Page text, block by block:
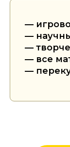
—
—
—
— все
—